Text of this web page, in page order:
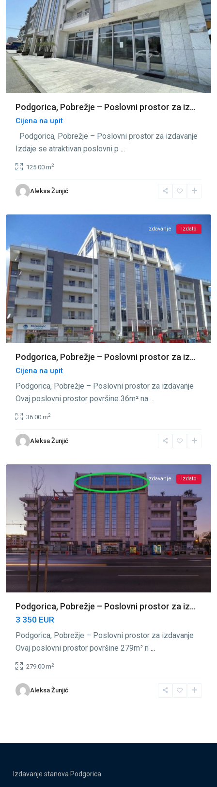
Podgorica, Pobrežje – Poslovni prostor za iz...
Cijena na upit
Podgorica, Pobrežje – Poslovni prostor za izdavanje
Izdaje se atraktivan poslovni p ...
125.00 m2
Aleksa Žunjić
Pobrežje,
Izdavanje Izdato
Podgorica, Pobrežje – Poslovni prostor za iz...
Cijena na upit
Podgorica, Pobrežje – Poslovni prostor za izdavanje
Ovaj poslovni prostor površine 36m² na ...
36.00 m2
Aleksa Žunjić
Pobrežje,
Izdavanje Izdato
Podgorica, Pobrežje – Poslovni prostor za iz...
3 350 EUR
Podgorica, Pobrežje – Poslovni prostor za izdavanje
Ovaj poslovni prostor površine 279m² n ...
279.00 m2
Aleksa Žunjić
Izdavanje stanova Podgorica